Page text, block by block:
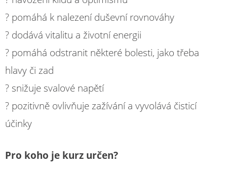
? pomáhá k nalezení duševní rovnováhy
? dodává vitalitu a životní energii
? pomáhá odstranit některé bolesti, jako třeba
hlavy či zad
? snižuje svalové napětí
? pozitivně ovlivňuje zažívání a vyvolává čisticí
účinky
Pro koho je kurz určen?